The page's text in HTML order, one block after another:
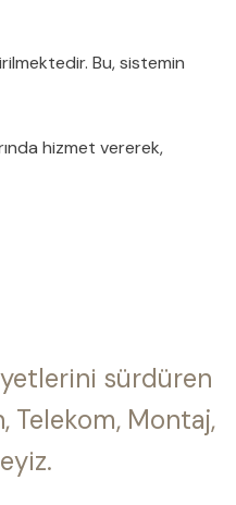
Bu, sistemin
hizmet vererek,
sürdüren
Telekom, Montaj,